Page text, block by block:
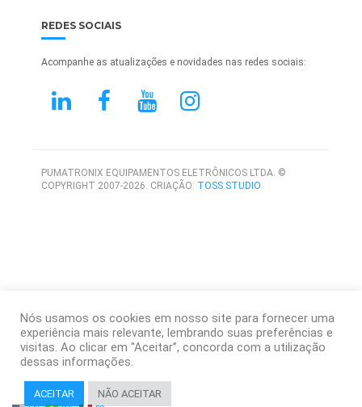
REDES SOCIAIS
Acompanhe as atualizações e novidades nas redes sociais:
PUMATRONIX EQUIPAMENTOS ELETRÔNICOS LTDA. ©
COPYRIGHT 2007-2026. CRIAÇÃO: TOSS STUDIO
Nós usamos os cookies em nosso site para fornecer uma
experiência mais relevante, lembrando suas preferências e
visitas. Ao clicar em "Aceitar”, concorda com a utilização
dessas informações.
ACEITAR NÃO ACEITAR